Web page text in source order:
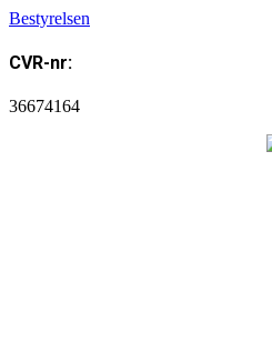
Bestyrelsen
CVR-nr:
36674164